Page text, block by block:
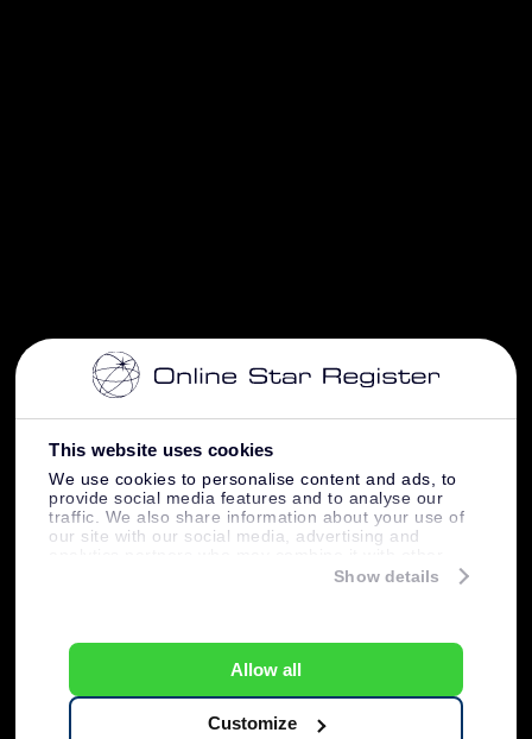
This website uses cookies
We use cookies to personalise content and ads, to
provide social media features and to analyse our
traffic. We also share information about your use of
our site with our social media, advertising and
information that you’ve provided to them or that
Show details
Allow all
Customize